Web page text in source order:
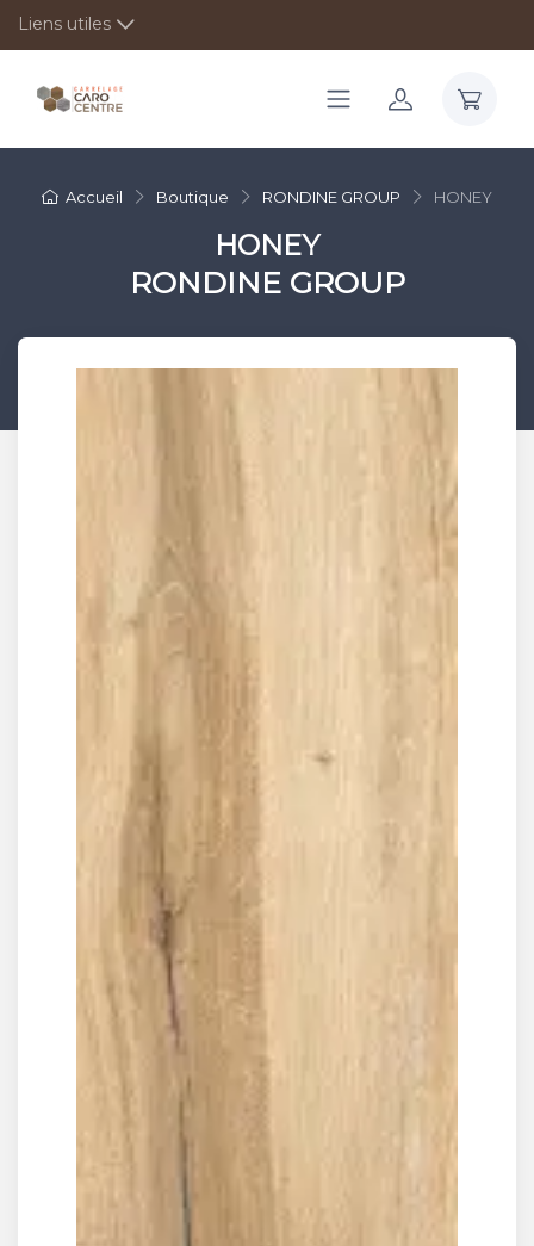
Liens utiles
Accueil Boutique RONDINE GROUP HONEY
HONEY
RONDINE GROUP